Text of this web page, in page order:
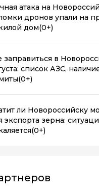
атака на
дронов упали на
дом(0+)
заправиться в
список АЗС,
(0+)
ли Новороссийску
экспорта зерна:
(0+)